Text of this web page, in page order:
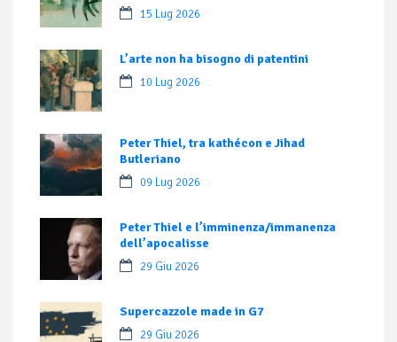
15 Lug 2026
L’arte non ha bisogno di patentini
10 Lug 2026
Peter Thiel, tra kathécon e Jihad
Butleriano
09 Lug 2026
Peter Thiel e l’imminenza/immanenza
dell’apocalisse
29 Giu 2026
Supercazzole made in G7
29 Giu 2026